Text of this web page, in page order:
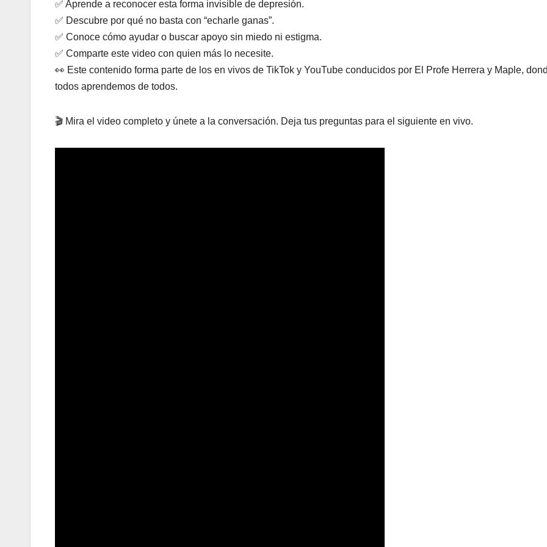
✅ Aprende a reconocer esta forma invisible de depresión.
✅ Descubre por qué no basta con “echarle ganas”.
✅ Conoce cómo ayudar o buscar apoyo sin miedo ni estigma.
✅ Comparte este video con quien más lo necesite.
👀 Este contenido forma parte de los en vivos de TikTok y YouTube conducidos por El Profe Herrera y Maple,
todos aprendemos de todos.
🎬 Mira el video completo y únete a la conversación. Deja tus preguntas para el siguiente en vivo.